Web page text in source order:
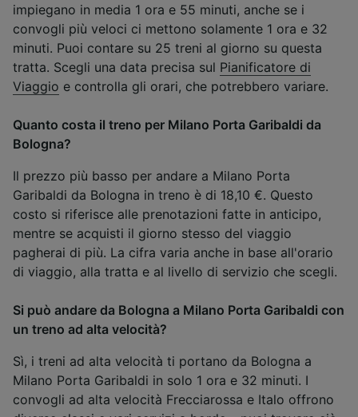
impiegano in media 1 ora e 55 minuti, anche se i
convogli più veloci ci mettono solamente 1 ora e 32
minuti. Puoi contare su 25 treni al giorno su questa
tratta. Scegli una data precisa sul Pianificatore di
Viaggio e controlla gli orari, che potrebbero variare.
Quanto costa il treno per Milano Porta Garibaldi da
Bologna?
Il prezzo più basso per andare a Milano Porta
Garibaldi da Bologna in treno è di 18,10 €. Questo
costo si riferisce alle prenotazioni fatte in anticipo,
mentre se acquisti il giorno stesso del viaggio
pagherai di più. La cifra varia anche in base all'orario
di viaggio, alla tratta e al livello di servizio che scegli.
Si può andare da Bologna a Milano Porta Garibaldi con
un treno ad alta velocità?
Sì, i treni ad alta velocità ti portano da Bologna a
Milano Porta Garibaldi in solo 1 ora e 32 minuti. I
convogli ad alta velocità Frecciarossa e Italo offrono